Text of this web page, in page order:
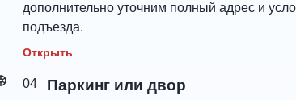
дополнительно уточним полный адрес и
подъезда.
Открыть
04 Паркинг или двор